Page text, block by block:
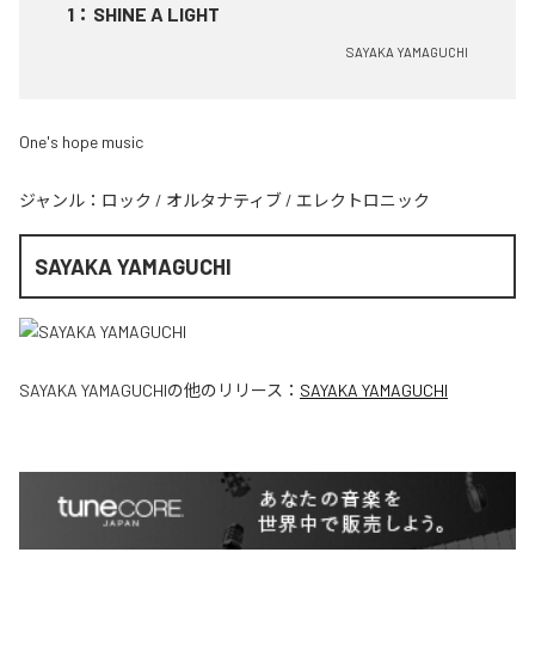
1 ： SHINE A LIGHT
SAYAKA YAMAGUCHI
One's hope music
ジャンル： ロック / オルタナティブ / エレクトロニック
SAYAKA YAMAGUCHI
SAYAKA YAMAGUCHIの他のリリース： SAYAKA YAMAGUCHI